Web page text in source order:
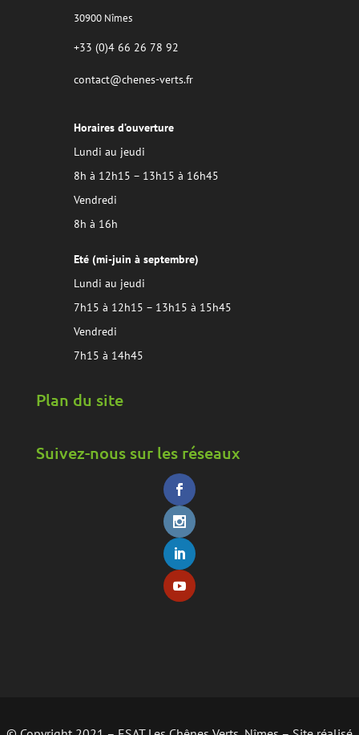
30900 Nîmes
+33 (0)4 66 26 78 92
contact@chenes-verts.fr
Horaires d’ouverture
Lundi au jeudi
8h à 12h15 – 13h15 à 16h45
Vendredi
8h à 16h
Eté (mi-juin à septembre)
Lundi au jeudi
7h15 à 12h15 – 13h15 à 15h45
Vendredi
7h15 à 14h45
Plan du site
Suivez-nous sur les réseaux